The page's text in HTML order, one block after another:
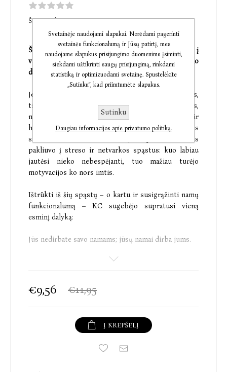
ŠI PREKĖ DAR NETURI KOMENTARŲ
Šis, gyvenimą keičiantis ir išlaisvinantis, požiūris į
valymą ir tvarkymą padės atsikratyti gėdos ar nerimo
dėl netvarkingų namų.
Jei jums sunku prisiversti atlikti būtinus darbus,
tikriausiai tam esama svarbios priežasties: nerimas,
nuovargis, depresija, dėmesio trūkumo ir
hiperaktyvumo sindromas (ADHD) ar paramos
stoka. Susilaukusi antro vaiko, terapeutė KC Davis
pakliuvo į streso ir netvarkos spąstus: kuo labiau
jautėsi nieko nebespėjanti, tuo mažiau turėjo
motyvacijos ko nors imtis.
Ištrūkti iš šių spąstų – o kartu ir susigrąžinti namų
funkcionalumą – KC sugebėjo supratusi vieną
esminį dalyką:
Jūs nedirbate savo namams; jūsų namai dirba jums.
Atsižvelgdama į savo pačios emocinę savijautą, ji
pasitelkė kūrybiškumą: prisitaikė prie savo ribotų
laiko ir energijos išteklių. Šioje knygoje KC
pritraukusius milijonus gerbėjų į jos „TikTok“
paskyrą @domesticblisters.
€9,56 €11,95
Į KREPŠELĮ
Svetainėje naudojami slapukai. Norėdami pagerinti
svetainės funkcionalumą ir Jūsų patirtį, mes
naudojame slapukus prisijungimo duomenims įsiminti,
siekdami užtikrinti saugų prisijungimą, rinkdami
statistiką ir optimizuodami svetainę. Spustelėkite
„Sutinku“, kad priimtumėte slapukus.
Sutinku
Daugiau informacijos apie privatumo politiką.